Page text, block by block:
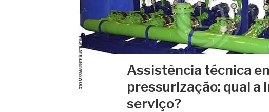
Assistência técnica
pressurização: qual a
serviço?